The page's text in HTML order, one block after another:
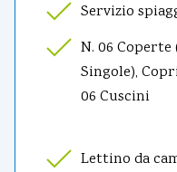
Servizio
N. 06 Coperte
Singole),
06 Cuscini
Lettino da